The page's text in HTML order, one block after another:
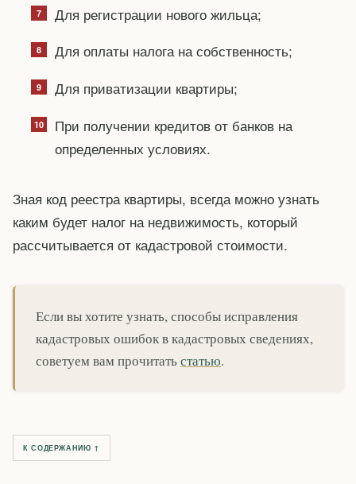
Для регистрации нового жильца;
Для оплаты налога на собственность;
Для приватизации квартиры;
При получении кредитов от банков на
определенных условиях.
Зная код реестра квартиры, всегда можно узнать
каким будет налог на недвижимость, который
рассчитывается от кадастровой стоимости.
Если вы хотите узнать, способы исправления
кадастровых ошибок в кадастровых сведениях,
советуем вам прочитатьстатью.
К СОДЕРЖАНИЮ ↑